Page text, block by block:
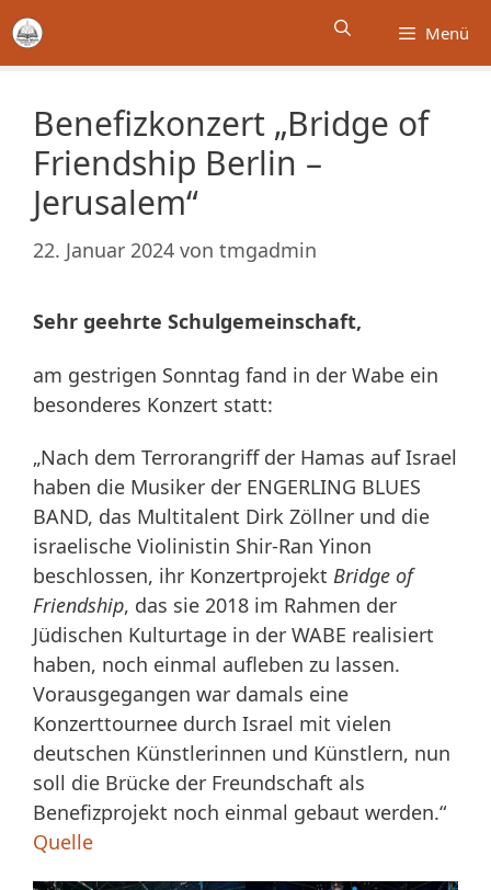
Zum
Inhalt
springen
Menü
Benefizkonzert „Bridge of
Friendship Berlin –
Jerusalem“
22. Januar 2024 von tmgadmin
Sehr geehrte Schulgemeinschaft,
am gestrigen Sonntag fand in der Wabe ein
besonderes Konzert statt:
„Nach dem Terrorangriff der Hamas auf Israel
haben die Musiker der ENGERLING BLUES
BAND, das Multitalent Dirk Zöllner und die
israelische Violinistin Shir-Ran Yinon
beschlossen, ihr Konzertprojekt Bridge of
Friendship, das sie 2018 im Rahmen der
Jüdischen Kulturtage in der WABE realisiert
haben, noch einmal aufleben zu lassen.
Vorausgegangen war damals eine
Konzerttournee durch Israel mit vielen
deutschen Künstlerinnen und Künstlern, nun
soll die Brücke der Freundschaft als
Benefizprojekt noch einmal gebaut werden.“
Quelle